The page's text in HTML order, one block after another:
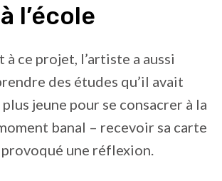
l’école
ce projet, l’artiste a aussi
des études qu’il avait
jeune pour se consacrer à la
banal – recevoir sa carte
une réflexion.